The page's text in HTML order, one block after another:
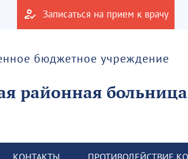
Записаться на прием к врачу
бюджетное учреждение
районная
КОНТАКТЫ ПРОТИВОДЕЙСТВИЕ